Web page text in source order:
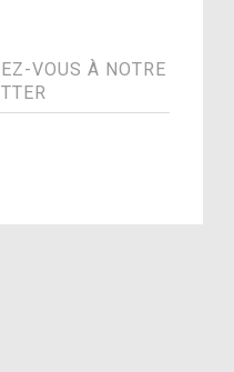
VOUS À NOTRE